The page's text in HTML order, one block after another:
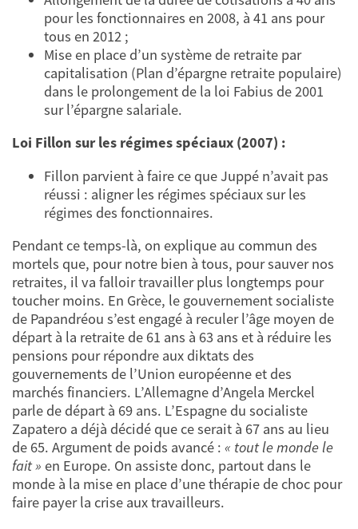
pour les fonctionnaires en 2008, à 41 ans pour
tous en 2012 ;
Mise en place d’un système de retraite par
capitalisation (Plan d’épargne retraite populaire)
dans le prolongement de la loi Fabius de 2001
sur l’épargne salariale.
Loi Fillon sur les régimes spéciaux (2007) :
Fillon parvient à faire ce que Juppé n’avait pas
réussi : aligner les régimes spéciaux sur les
régimes des fonctionnaires.
Pendant ce temps-là, on explique au commun des
mortels que, pour notre bien à tous, pour sauver nos
retraites, il va falloir travailler plus longtemps pour
toucher moins. En Grèce, le gouvernement socialiste
de Papandréou s’est engagé à reculer l’âge moyen de
départ à la retraite de 61 ans à 63 ans et à réduire les
pensions pour répondre aux diktats des
gouvernements de l’Union européenne et des
marchés financiers. L’Allemagne d’Angela Merckel
parle de départ à 69 ans. L’Espagne du socialiste
Zapatero a déjà décidé que ce serait à 67 ans au lieu
de 65. Argument de poids avancé : « tout le monde le
fait » en Europe. On assiste donc, partout dans le
monde à la mise en place d’une thérapie de choc pour
faire payer la crise aux travailleurs.